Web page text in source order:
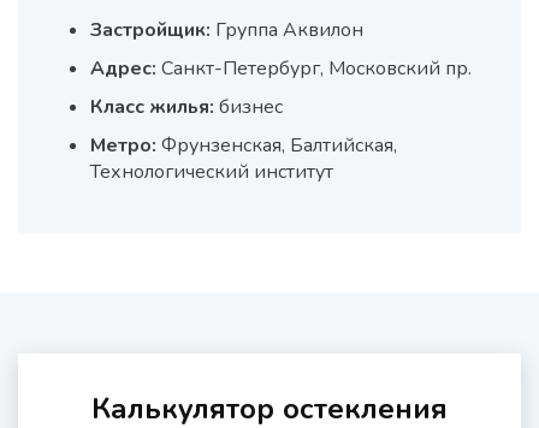
Застройщик: Группа Аквилон
Адрес: Санкт-Петербург, Московский пр.
Класс жилья: бизнес
Метро: Фрунзенская, Балтийская,
Технологический институт
Калькулятор остекления